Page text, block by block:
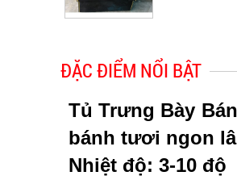
ĐẶC ĐIỂM NỔI BẬT
TủTrưng Bày
bánh tươi ngon
Nhiệt độ: 3-10 độ